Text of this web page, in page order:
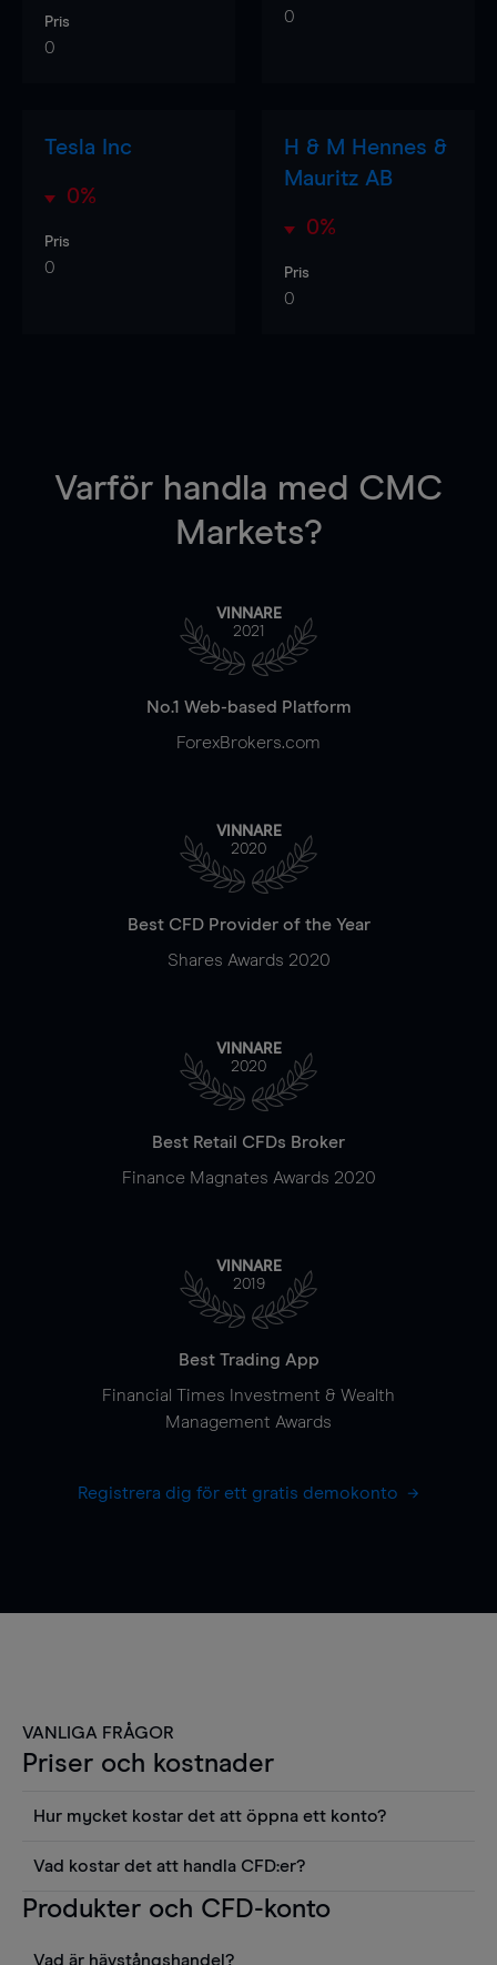
Pris
0
0
Tesla Inc
0%
Pris
0
H & M Hennes &
Mauritz AB
0%
Pris
0
Varför handla med CMC
Markets?
VINNARE
2021
No.1 Web-based Platform
ForexBrokers.com
VINNARE
2020
Best CFD Provider of the Year
Shares Awards 2020
VINNARE
2020
Best Retail CFDs Broker
Finance Magnates Awards 2020
VINNARE
2019
Best Trading App
Financial Times Investment & Wealth
Management Awards
Registrera dig för ett gratis demokonto
VANLIGA FRÅGOR
Priser och kostnader
Hur mycket kostar det att öppna ett konto?
använda sådana verktyg som diagram, Reuters
aktierapporter utan kostnad.
Vad kostar det att handla CFD:er?
Det är en rad kostnader att tänka på när man
innehavskostnader (för positioner som hålls öppna
Produkter och CFD-konto
Vad är hävstångshandel?